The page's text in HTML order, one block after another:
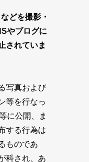
どを撮影・
やブログに
されていま
写真および
等を行なっ
に公開、ま
する行為は
ものであ
科され、あ